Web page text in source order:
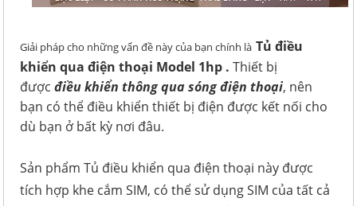
Giải pháp cho những vấn đề này của bạn chính là Tủ điều
khiển qua điện thoại Model 1hp .Thiết bị
đượcđiều khiển thông qua sóng điện thoại, nên
bạn có thể điều khiển thiết bị điện được kết nối cho
dù bạn ở bất kỳ nơi đâu.
Sản phẩm Tủ điều khiển qua điện thoại này được
tích hợp khe cắm SIM, có thể sử dụng SIM của tất cả